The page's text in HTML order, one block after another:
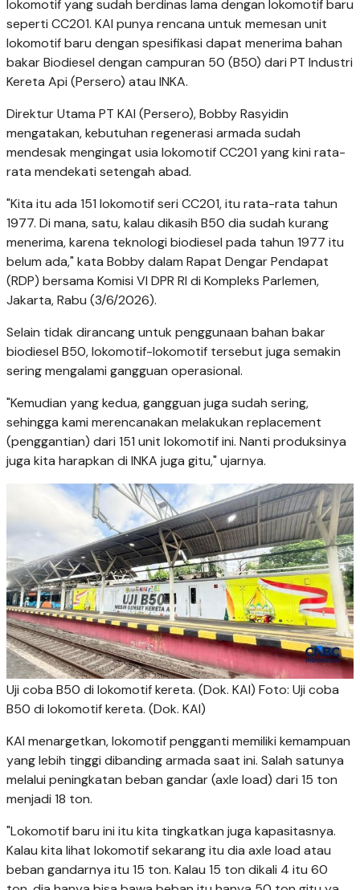
lokomotif yang sudah berdinas lama dengan lokomotif baru
seperti CC201. KAI punya rencana untuk memesan unit
lokomotif baru dengan spesifikasi dapat menerima bahan
bakar Biodiesel dengan campuran 50 (B50) dari PT Industri
Kereta Api (Persero) atau INKA.
Direktur Utama PT KAI (Persero), Bobby Rasyidin
mengatakan, kebutuhan regenerasi armada sudah
mendesak mengingat usia lokomotif CC201 yang kini rata-
rata mendekati setengah abad.
"Kita itu ada 151 lokomotif seri CC201, itu rata-rata tahun
1977. Di mana, satu, kalau dikasih B50 dia sudah kurang
menerima, karena teknologi biodiesel pada tahun 1977 itu
belum ada," kata Bobby dalam Rapat Dengar Pendapat
(RDP) bersama Komisi VI DPR RI di Kompleks Parlemen,
Jakarta, Rabu (3/6/2026).
Selain tidak dirancang untuk penggunaan bahan bakar
biodiesel B50, lokomotif-lokomotif tersebut juga semakin
sering mengalami gangguan operasional.
"Kemudian yang kedua, gangguan juga sudah sering,
sehingga kami merencanakan melakukan replacement
(penggantian) dari 151 unit lokomotif ini. Nanti produksinya
juga kita harapkan di INKA juga gitu," ujarnya.
Uji coba B50 di lokomotif kereta. (Dok. KAI) Foto: Uji coba
B50 di lokomotif kereta. (Dok. KAI)
KAI menargetkan, lokomotif pengganti memiliki kemampuan
yang lebih tinggi dibanding armada saat ini. Salah satunya
melalui peningkatan beban gandar (axle load) dari 15 ton
menjadi 18 ton.
"Lokomotif baru ini itu kita tingkatkan juga kapasitasnya.
Kalau kita lihat lokomotif sekarang itu dia axle load atau
beban gandarnya itu 15 ton. Kalau 15 ton dikali 4 itu 60